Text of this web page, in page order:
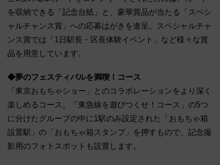
を収納できる「記念台紙」と、豪華賞品が当たる「スペシ
ャルチャンス賞」への応募はがきを進呈。スペシャルチャ
ンス賞では「1日駅長・区長体験イベント」など様々な賞
品を用意しています。
◆夢のフェスティバルを満喫！コース
「東京おもちゃショー」とのコラボレーションをより深く
楽しめるコース。「東急線を遊びつくせ！コース」の5つ
に分けたグループの中に1駅のみ設定された「おもちゃ箱
設置駅」の「おもちゃ箱スタンプ」を押すもので、記念撮
影用のフォトスポットも設置します。